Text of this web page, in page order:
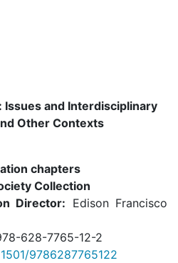
and Interdisciplinary
Other Contexts
chapters
Collection
Director: Edison Francisco
628-7765-12-2
9786287765122